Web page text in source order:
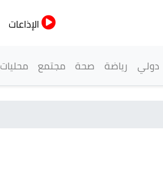
الإذاعات
دولي رياضة صحة مجتمع محليات